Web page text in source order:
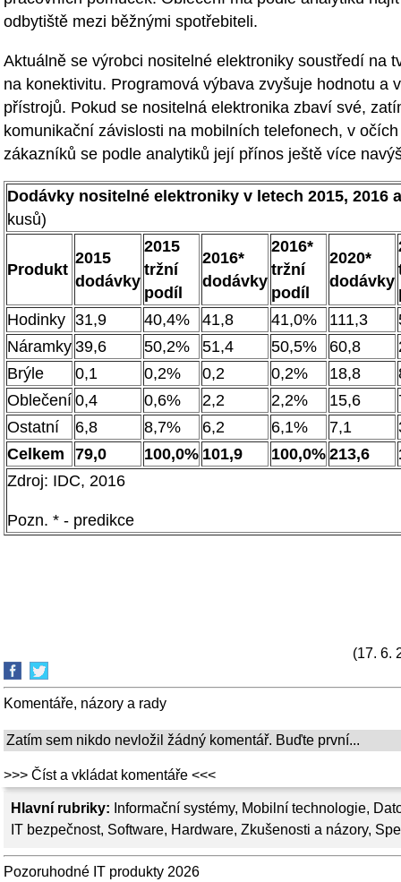
Hlavní rubriky: Informační systémy, Mobilní technologie,
IT bezpečnost, Software, Hardware, Zkušenosti a názory,
Pozoruhodné IT produkty 2026
odbytiště mezi běžnými spotřebiteli.
Aktuálně se výrobci nositelné elektroniky soustředí na
na konektivitu. Programová výbava zvyšuje hodnotu a
přístrojů. Pokud se nositelná elektronika zbaví své,
komunikační závislosti na mobilních telefonech, v
zákazníků se podle analytiků její přínos ještě více
Dodávky nositelné elektroniky v letech 2015, 2016
kusů)
Produkt
2015
dodávky
2015
tržní
podíl
2016*
dodávky
2016*
tržní
podíl
2020*
dodávky
Hodinky 31,9 40,4% 41,8 41,0% 111,3
Náramky 39,6 50,2% 51,4 50,5% 60,8
Brýle
0,1 0,2% 0,2 0,2% 18,8
Oblečení 0,4 0,6% 2,2 2,2% 15,6
Ostatní
6,8 8,7% 6,2 6,1% 7,1
Celkem
79,0 100,0% 101,9 100,0% 213,6
Zdroj: IDC, 2016
Pozn. * - predikce
(17. 6.
Komentáře, názory a rady
Zatím sem nikdo nevložil žádný komentář. Buďte první...
>>> Číst a vkládat komentáře <<<